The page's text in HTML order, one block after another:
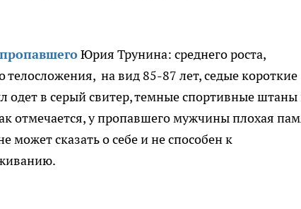
Юрия Трунина: среднего роста,
телосложения, на вид 85-87 лет, седые короткие
одет в серый свитер, темные спортивные штаны
отмечается, у пропавшего мужчины плохая
может сказать о себе и не способен к